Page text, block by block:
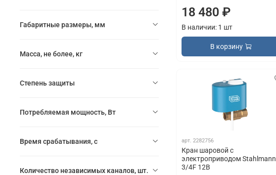
18 480 ₽
В наличии: 1 шт
В корзину
арт. 2282756
Кран шаровой с
электроприводом Stahlmann
3/4F 12В
Габаритные размеры, мм
Масса, не более, кг
Степень защиты
Потребляемая мощность, Вт
Время срабатывания, с
Количество независимых каналов, шт.